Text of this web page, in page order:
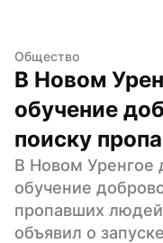
Общество
В Новом
обучение
поиску
В Новом Уренгое
обучение
пропавших
объявил о